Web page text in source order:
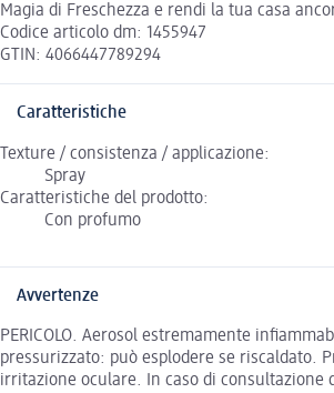
Magia di Freschezza e rendi la tua casa
Codice articolo dm: 1455947
GTIN: 4066447789294
Caratteristiche
Texture / consistenza / applicazione:
Spray
Caratteristiche del prodotto:
Con profumo
Avvertenze
PERICOLO. Aerosol estremamente
pressurizzato: può esplodere se riscaldato.
irritazione oculare. In caso di consultazione